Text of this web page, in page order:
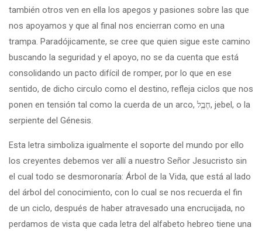
también otros ven en ella los apegos y pasiones sobre las que
nos apoyamos y que al final nos encierran como en una
trampa. Paradójicamente, se cree que quien sigue este camino
buscando la seguridad y el apoyo, no se da cuenta que está
consolidando un pacto difícil de romper, por lo que en ese
sentido, de dicho circulo como el destino, refleja ciclos que nos
ponen en tensión tal como la cuerda de un arco, חֶבֶֶל, jebel, o la
serpiente del Génesis.
Esta letra simboliza igualmente el soporte del mundo por ello
los creyentes debemos ver allí a nuestro Señor Jesucristo sin
el cual todo se desmoronaría: Árbol de la Vida, que está al lado
del árbol del conocimiento, con lo cual se nos recuerda el fin
de un ciclo, después de haber atravesado una encrucijada, no
perdamos de vista que cada letra del alfabeto hebreo tiene una